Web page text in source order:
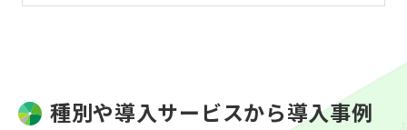
種別や導入サービスから導入事例